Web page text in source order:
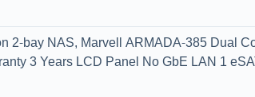
bay NAS, Marvell ARMADA-385 Dual
3 Years LCD Panel No GbE LAN 1